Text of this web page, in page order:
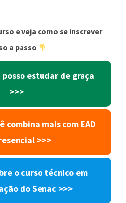
e veja como se inscrever
a passo
estudar de graça
>>>
combina mais com EAD
>>>
o curso técnico em
do Senac >>>